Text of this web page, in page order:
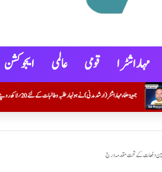
مہاراشٹرا قومی عالمی ایجوکشن
کے لئے20؍ لاکھ روپئے کے اسکالرشپ کے چیک جاری کئے
سنگین دفعات کے تحت مقدمہ درج